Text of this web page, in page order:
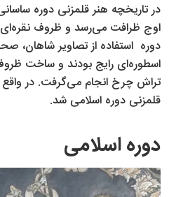
در تاریخچه هنر قلمزنی دوره
اوج ظرافت می‌رسد و ظروف نقره‌ای
دوره استفاده از تصاویر شاهان،
اسطوره‌ای رایج بودند و ساخت
تراش چرخ انجام می‌گرفت. در واقع
قلمزنی دوره اسلامی شد.
دوره اسلامی